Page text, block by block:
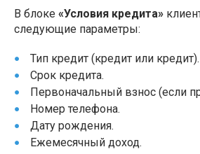
В блоке «Условия кредита»
следующие параметры:
Тип кредит (кредит или кредит).
Срок кредита.
Первоначальный взнос (если
Номер телефона.
Дату рождения.
Ежемесячный доход.